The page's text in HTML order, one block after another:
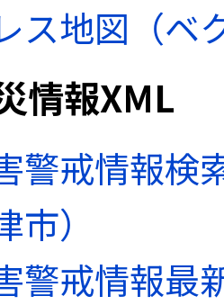
ス地図（ベ
情報XML
警戒情報検
）
警戒情報最